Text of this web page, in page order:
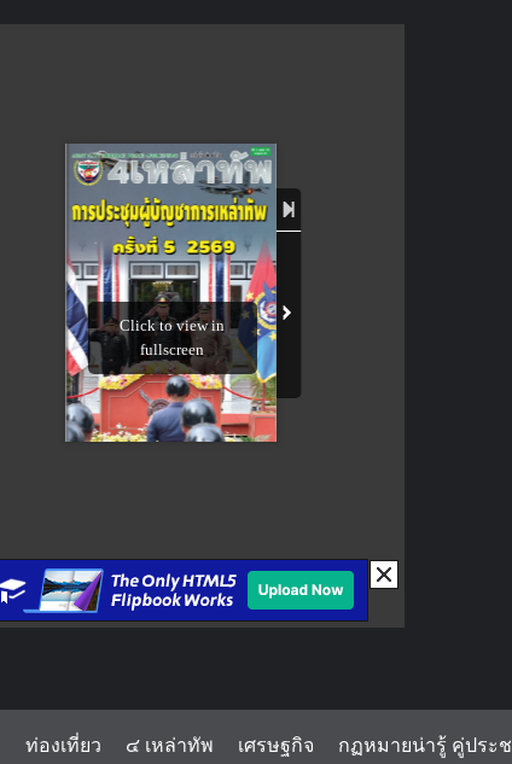
ท่องเที่ยว ๔ เหล่าทัพ เศรษฐกิจ กฏหมายน่ารู้ คู่ประ